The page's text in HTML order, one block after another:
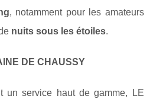
, notamment pour les amateurs
nuits sous les étoiles.
DE CHAUSSY
un service haut de gamme, LE